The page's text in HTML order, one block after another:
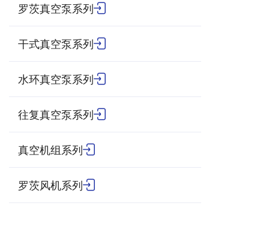
罗茨真空泵系列
干式真空泵系列
水环真空泵系列
往复真空泵系列
真空机组系列
罗茨风机系列